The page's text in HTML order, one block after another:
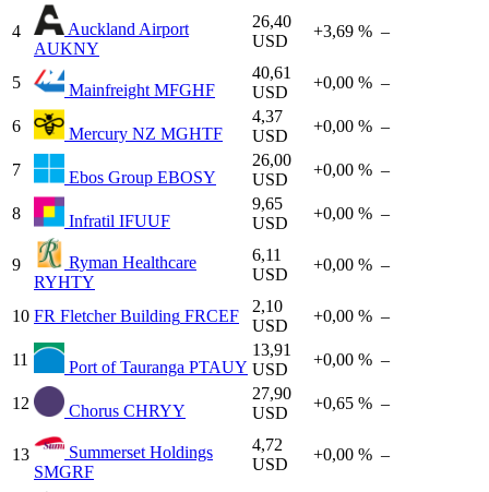
4
Auckland Airport
AUKNY
26,40
USD
+3,69 % –
5 Mainfreight MFGHF
40,61
USD
+0,00 % –
6 Mercury NZ MGHTF
4,37
USD
+0,00 % –
7 Ebos Group EBOSY
26,00
USD
+0,00 % –
8 Infratil IFUUF
9,65
USD
+0,00 % –
9
Ryman Healthcare
RYHTY
6,11
USD
+0,00 % –
10 FR Fletcher Building FRCEF
2,10
USD
+0,00 % –
11 Port of Tauranga PTAUY
13,91
USD
+0,00 % –
12 Chorus CHRYY
27,90
USD
+0,65 % –
13
Summerset Holdings
SMGRF
4,72
USD
+0,00 % –